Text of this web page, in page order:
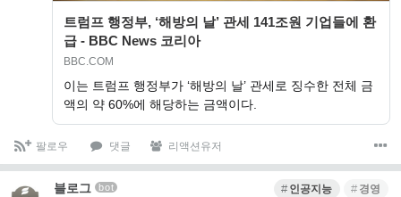
트럼프 행정부, ‘해방의 날’ 관세 141조원 기업들에 환
급 - BBC News 코리아
BBC.COM
이는 트럼프 행정부가 ‘해방의 날’ 관세로 징수한 전체 금
액의 약 60%에 해당하는 금액이다.
팔로우 댓글 리액션유저
블로그 bot 인공지능 경영